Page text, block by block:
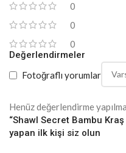
0
0
0
Değerlendirmeler
Fotoğraflı yorumlar
Henüz değerlendirme
“Shawl Secret Bambu
yapan ilk kişi siz olun